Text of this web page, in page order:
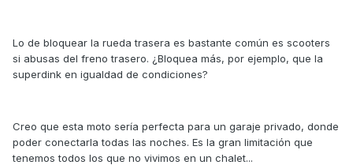
Lo de bloquear la rueda trasera es bastante común es scooters
si abusas del freno trasero. ¿Bloquea más, por ejemplo, que la
superdink en igualdad de condiciones?
Creo que esta moto sería perfecta para un garaje privado, donde
poder conectarla todas las noches. Es la gran limitación que
tenemos todos los que no vivimos en un chalet...